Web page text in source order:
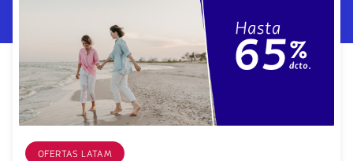
flechas
para
navegar
OFERTAS LATAM